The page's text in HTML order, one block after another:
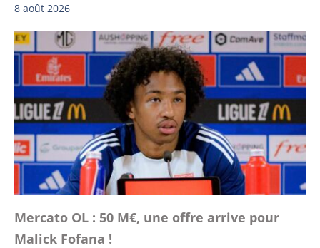
8 août 2026
Mercato OL : 50 M€, une offre arrive pour
Malick Fofana !